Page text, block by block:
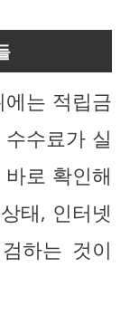
는 적립금
수료가 실
로 확인해
태, 인터넷
하는 것이